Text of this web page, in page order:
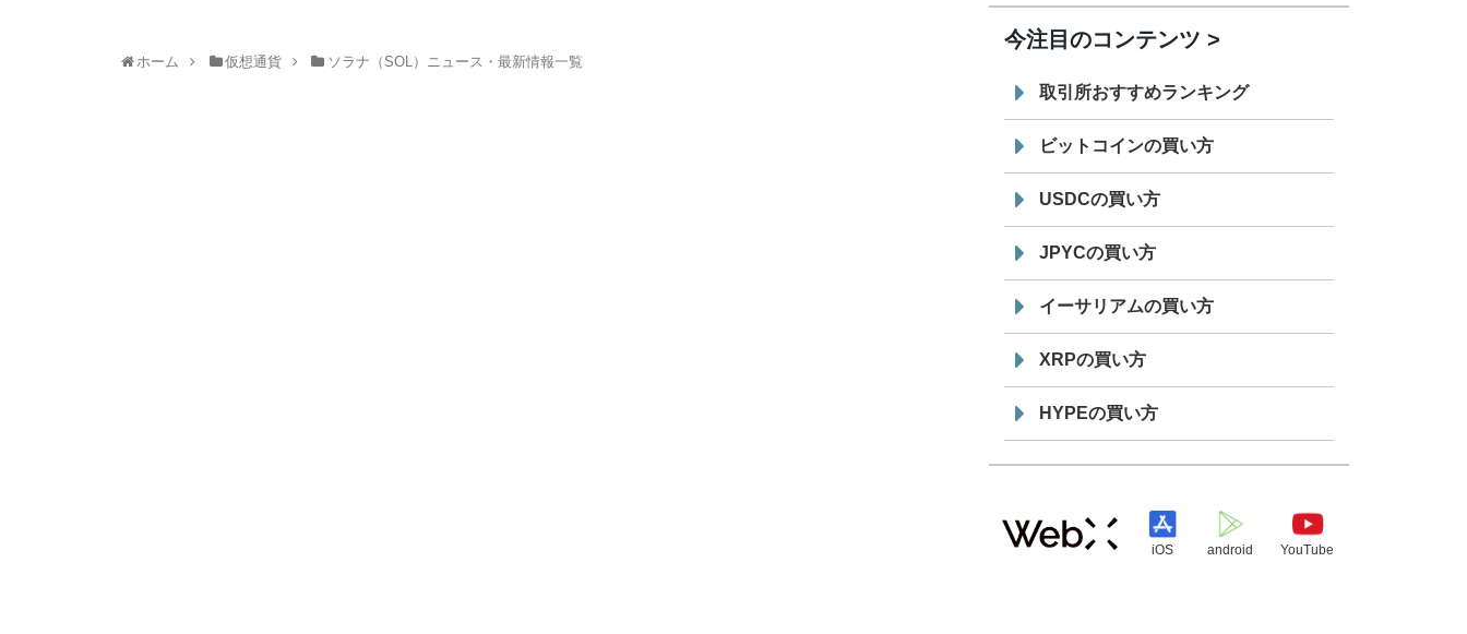
ホーム 仮想通貨 ソラナ（SOL）ニュース・最新情報一覧
「 JPYC」を追加
19:30
てステーブルコイン「JPYSC」徹底解
説セミナーを開催
今注目のコンテンツ
取引所おすすめランキング
ビットコインの買い方
USDCの買い方
JPYCの買い方
イーサリアムの買い方
XRPの買い方
HYPEの買い方
iOS android YouTube